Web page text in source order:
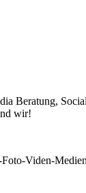
Beratung,
wir!
Viden-